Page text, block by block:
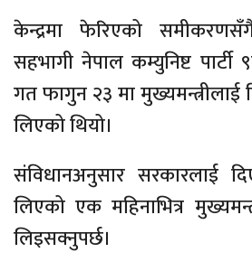
केन्द्रमा फेरिएको
सहभागी नेपाल कम्युनिष्ट पार्टी
गत फागुन २३ मा मुख्यमन्त्रीलाई
लिएको थियो।
संविधानअनुसार सरकारलाई
लिएको एक महिनाभित्र
लिइसक्नुपर्छ।